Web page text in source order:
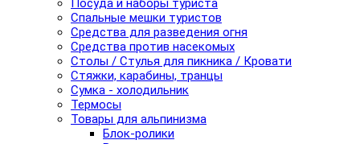
Посуда и наборы туриста
Спальные мешки туристов
Средства для разведения огня
Средства против насекомых
Столы / Стулья для пикника / Кровати
Стяжки, карабины, транцы
Сумка - холодильник
Термосы
Товары для альпинизма
Блок-ролики